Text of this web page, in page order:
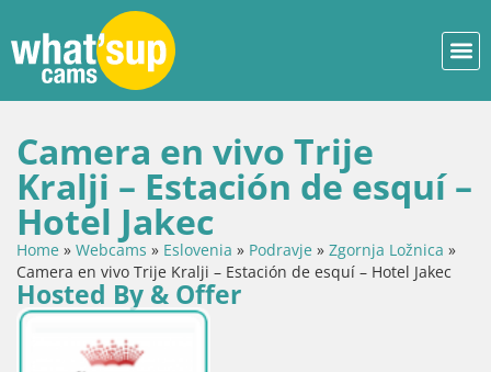
Camera en vivo Trije
Kralji – Estación de esquí –
Hotel Jakec
Home » Webcams » Eslovenia » Podravje » Zgornja Ložnica »
Camera en vivo Trije Kralji – Estación de esquí – Hotel Jakec
Hosted By & Offer